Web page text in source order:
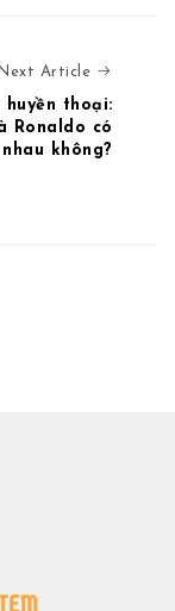
Next Article
huyền thoại:
Ronaldo có
không?